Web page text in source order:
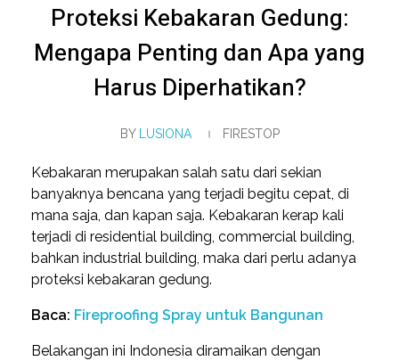
Proteksi Kebakaran Gedung:
Mengapa Penting dan Apa yang
Harus Diperhatikan?
BY LUSIONA FIRESTOP
Kebakaran merupakan salah satu dari sekian
banyaknya bencana yang terjadi begitu cepat, di
mana saja, dan kapan saja. Kebakaran kerap kali
terjadi di residential building, commercial building,
bahkan industrial building, maka dari perlu adanya
proteksi kebakaran gedung.
Baca: Fireproofing Spray untuk Bangunan
Belakangan ini Indonesia diramaikan dengan